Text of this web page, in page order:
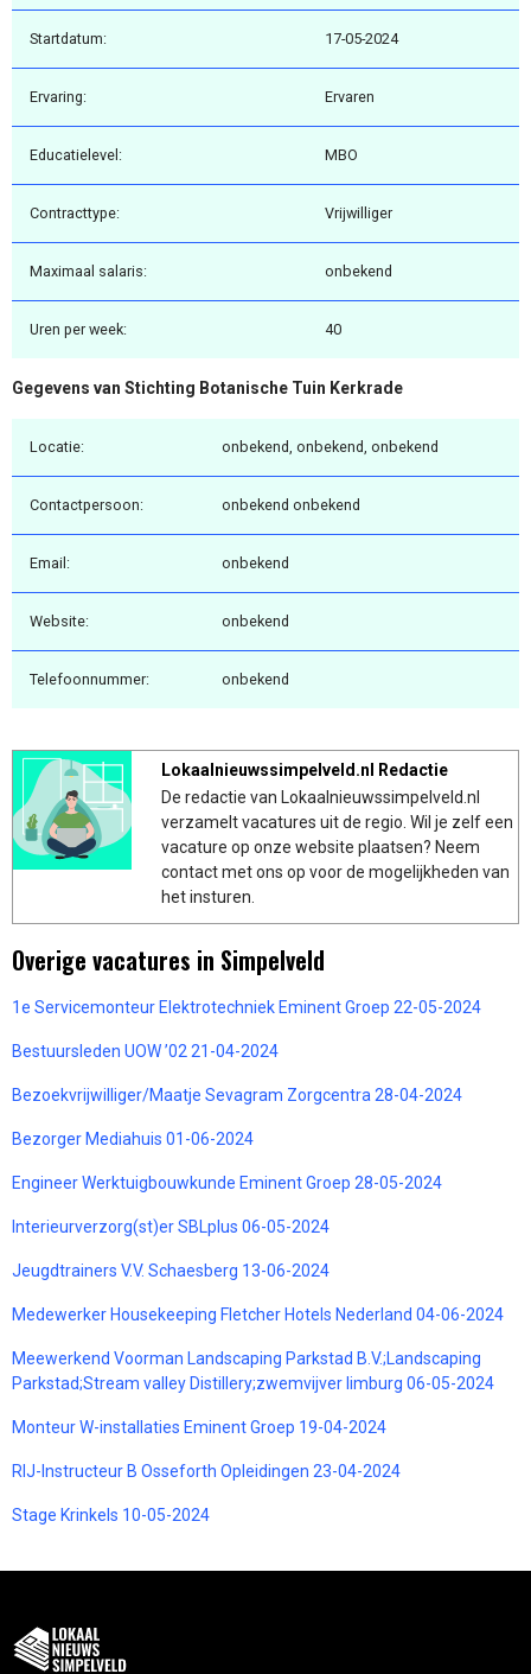
Startdatum: 17-05-2024
Ervaring: Ervaren
Educatielevel: MBO
Contracttype: Vrijwilliger
Maximaal salaris: onbekend
Uren per week: 40
Gegevens van Stichting Botanische Tuin Kerkrade
Locatie: onbekend, onbekend, onbekend
Contactpersoon: onbekend onbekend
Email: onbekend
Website: onbekend
Telefoonnummer: onbekend
Lokaalnieuwssimpelveld.nl Redactie
De redactie van Lokaalnieuwssimpelveld.nl
verzamelt vacatures uit de regio. Wil je zelf een
vacature op onze website plaatsen? Neem
contact met ons op voor de mogelijkheden van
het insturen.
Overige vacatures in Simpelveld
1e Servicemonteur Elektrotechniek Eminent Groep 22-05-2024
Bestuursleden UOW ’02 21-04-2024
Bezoekvrijwilliger/Maatje Sevagram Zorgcentra 28-04-2024
Bezorger Mediahuis 01-06-2024
Engineer Werktuigbouwkunde Eminent Groep 28-05-2024
Interieurverzorg(st)er SBLplus 06-05-2024
Jeugdtrainers V.V. Schaesberg 13-06-2024
Medewerker Housekeeping Fletcher Hotels Nederland 04-06-2024
Meewerkend Voorman Landscaping Parkstad B.V.;Landscaping
Parkstad;Stream valley Distillery;zwemvijver limburg 06-05-2024
Monteur W-installaties Eminent Groep 19-04-2024
RIJ-Instructeur B Osseforth Opleidingen 23-04-2024
Stage Krinkels 10-05-2024